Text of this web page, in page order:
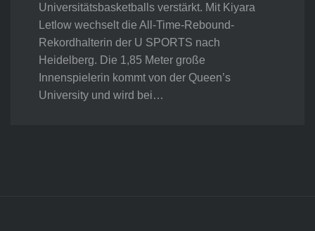
Universitätsbasketballs verstärkt. Mit Kiyara
Letlow wechselt die All-Time-Rebound-
Rekordhalterin der U SPORTS nach
Heidelberg. Die 1,85 Meter große
Innenspielerin kommt von der Queen’s
University und wird bei…